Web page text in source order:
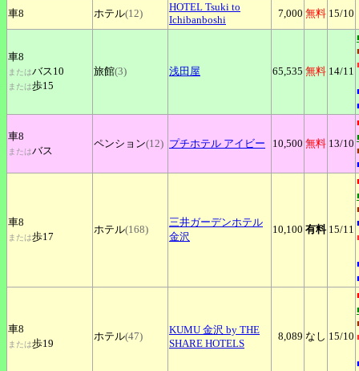
車8
ホテル(12)
HOTEL Tsuki to
Ichibanboshi
7,000 無料 15/10
車8
またはバス10
または歩15
旅館(3) 浅田屋 65,535 無料 14/11
車8
またはバス
ペンション(12) プチホテル アイビー 10,500 無料 13/10
車8
または歩17
ホテル(168)
三井ガーデンホテル
金沢
10,100 有料 15/11
車8
または歩19
ホテル(47)
KUMU 金沢 by THE
SHARE HOTELS
8,089 なし 15/10